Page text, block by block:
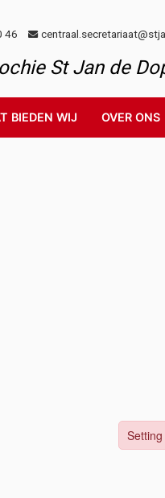
46
St Jan de
BIEDEN WIJ OVER ONS